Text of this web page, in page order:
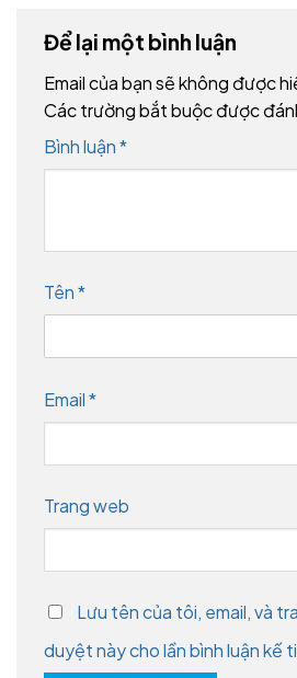
Để lại một bình luận
Email của bạn sẽ không được
Các trường bắt buộc được
Bình luận*
Tên*
Email*
Trang web
Lưu tên của tôi, email, và
duyệt này cho lần bình luận kế